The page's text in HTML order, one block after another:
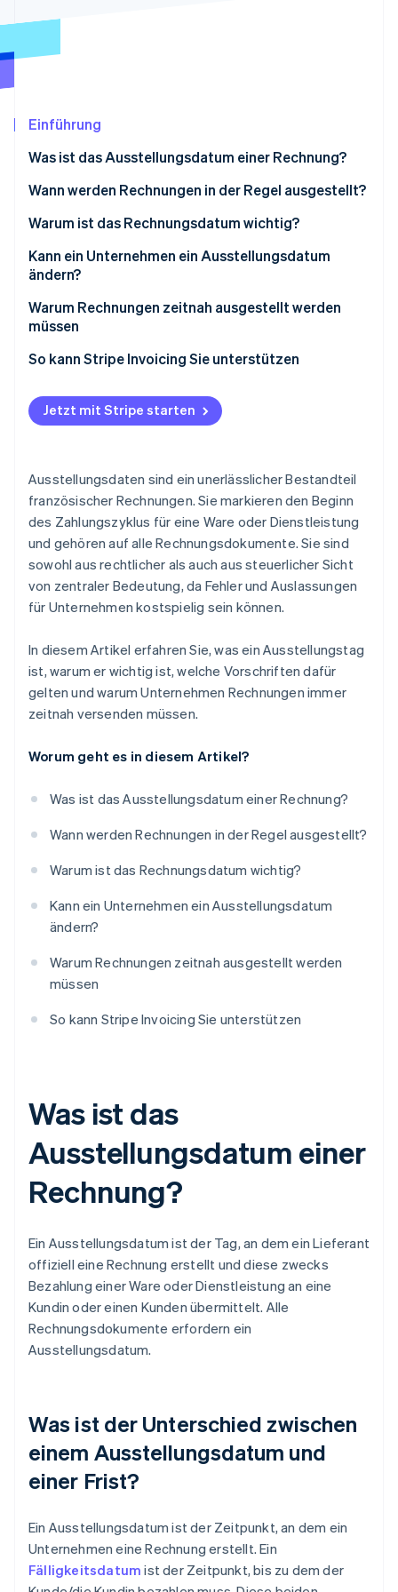
Stripe-Sessions 2026
Jetzt ansehen
Einführung
Was ist das Ausstellungsdatum einer Rechnung?
Was ist der Unterschied zwischen einem
Ausstellungsdatum und einem Lieferdatum?
Wann werden Rechnungen in der Regel ausgestellt?
Warum ist das Rechnungsdatum wichtig?
Kann ein Unternehmen ein Ausstellungsdatum
ändern?
Warum Rechnungen zeitnah ausgestellt werden
müssen
So kann Stripe Invoicing Sie unterstützen
Jetzt mit Stripe starten
Ausstellungsdaten sind ein unerlässlicher Bestandteil
französischer Rechnungen. Sie markieren den Beginn
des Zahlungszyklus für eine Ware oder Dienstleistung
und gehören auf alle Rechnungsdokumente. Sie sind
sowohl aus rechtlicher als auch aus steuerlicher Sicht
von zentraler Bedeutung, da Fehler und Auslassungen
für Unternehmen kostspielig sein können.
In diesem Artikel erfahren Sie, was ein Ausstellungstag
ist, warum er wichtig ist, welche Vorschriften dafür
gelten und warum Unternehmen Rechnungen immer
zeitnah versenden müssen.
Worum geht es in diesem Artikel?
Was ist das Ausstellungsdatum einer Rechnung?
Wann werden Rechnungen in der Regel ausgestellt?
Warum ist das Rechnungsdatum wichtig?
Kann ein Unternehmen ein Ausstellungsdatum
ändern?
Warum Rechnungen zeitnah ausgestellt werden
müssen
So kann Stripe Invoicing Sie unterstützen
Was ist das
Ausstellungsdatum einer
Rechnung?
Ein Ausstellungsdatum ist der Tag, an dem ein Lieferant
offiziell eine Rechnung erstellt und diese zwecks
Bezahlung einer Ware oder Dienstleistung an eine
Kundin oder einen Kunden übermittelt. Alle
Rechnungsdokumente erfordern ein
Ausstellungsdatum.
Was ist der Unterschied zwischen
einem Ausstellungsdatum und
einer Frist?
Ein Ausstellungsdatum ist der Zeitpunkt, an dem ein
Unternehmen eine Rechnung erstellt. Ein
Fälligkeitsdatum ist der Zeitpunkt, bis zu dem der